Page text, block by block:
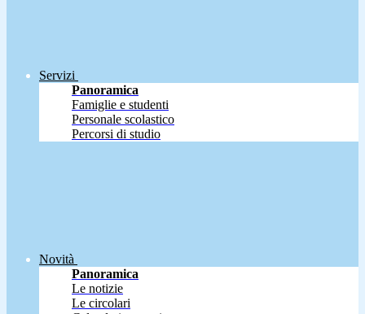
Servizi
Panoramica
Famiglie e studenti
Personale scolastico
Percorsi di studio
Novità
Panoramica
Le notizie
Le circolari